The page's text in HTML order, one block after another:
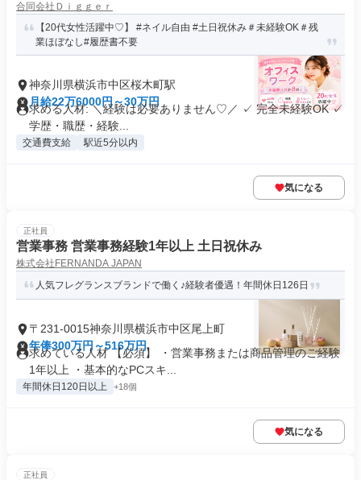
合同会社Ｄｉｇｇｅｒ
【20代女性活躍中♡】 #ネイル自由 #土日祝休み＃未経験OK＃残
業ほぼなし#履歴書不要
神奈川県横浜市中区桜木町駅
月給22万6000円～30万円
求める人材: ＼経験は必要ありません♡／ ✓ 完全未経験OK ✓
学歴・職歴・経験...
交通費支給 駅近5分以内
気になる
正社員
営業事務 営業事務経験1年以上 土日祝休み
株式会社FERNANDA JAPAN
人気フレグランスブランドで働く♪経験者優遇！年間休日126日
〒231-0015神奈川県横浜市中区尾上町
年俸300万円～516万円
求めている人材 【必須】 ・営業事務または商品管理のご経験
1年以上 ・基本的なPCスキ...
年間休日120日以上 +18個
気になる
正社員